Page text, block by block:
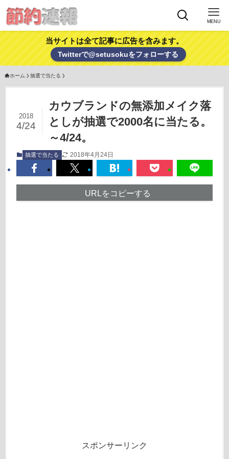
MENU
当サイトは全て記事に広告を含みます。
Twitterで@setusokuをフォローする
ホーム 抽選で当たる
カウブランドの無添加メイク落
としが抽選で2000名に当たる。
～4/24。
2018
4/24
抽選で当たる 2018年4月24日
URLをコピーする
スポンサーリンク